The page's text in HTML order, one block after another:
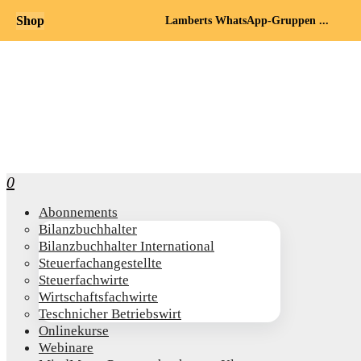
0
Abon­ne­ments
Bilanz­buch­hal­ter
Bilanz­buch­hal­ter International
Steu­er­fach­an­ge­stell­te
Steu­er­fach­wir­te
Wirt­schafts­fach­wir­te
Teschni­cher Betriebswirt
Online­kur­se
Web­i­na­re
Shop Lamberts WhatsApp-Gruppen ...